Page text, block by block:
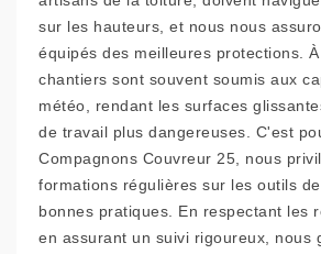
sur les hauteurs, et nous nous
équipés des meilleures protections.
chantiers sont souvent soumis aux
météo, rendant les surfaces
de travail plus dangereuses. C'est
Compagnons Couvreur 25, nous
formations régulières sur les outils
bonnes pratiques. En respectant les
en assurant un suivi rigoureux, nous